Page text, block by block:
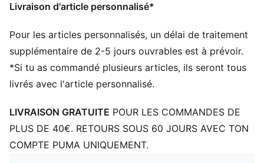
Longueur au-dessus du genou
Détails brandés PUMA
Livraison d'article personnalisé*
Pour les articles personnalisés, un délai de traitement
supplémentaire de 2-5 jours ouvrables est à prévoir.
*Si tu as commandé plusieurs articles, ils seront tous
livrés avec l'article personnalisé.
LIVRAISON GRATUITE POUR LES COMMANDES DE
PLUS DE 40€. RETOURS SOUS 60 JOURS AVEC TON
COMPTE PUMA UNIQUEMENT.